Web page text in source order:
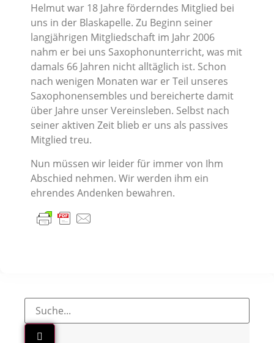
Helmut war 18 Jahre förderndes Mitglied bei
uns in der Blaskapelle. Zu Beginn seiner
langjährigen Mitgliedschaft im Jahr 2006
nahm er bei uns Saxophonunterricht, was mit
damals 66 Jahren nicht alltäglich ist. Schon
nach wenigen Monaten war er Teil unseres
Saxophonensembles und bereicherte damit
über Jahre unser Vereinsleben. Selbst nach
seiner aktiven Zeit blieb er uns als passives
Mitglied treu.
Nun müssen wir leider für immer von Ihm
Abschied nehmen. Wir werden ihm ein
ehrendes Andenken bewahren.